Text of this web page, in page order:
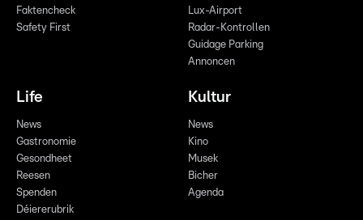
Faktencheck
Safety First
Lux-Airport
Radar-Kontrollen
Guidage Parking
Annoncen
Life
News
Gastronomie
Gesondheet
Reesen
Spenden
Déiererubrik
Kultur
News
Kino
Musek
Bicher
Agenda